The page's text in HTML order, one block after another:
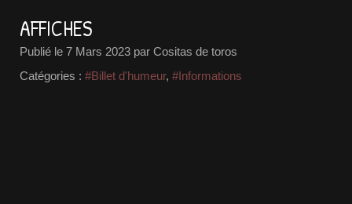
AFFICHES
Publié le 7 Mars 2023 par Cositas de toros
Catégories : #Billet d'humeur, #Informations